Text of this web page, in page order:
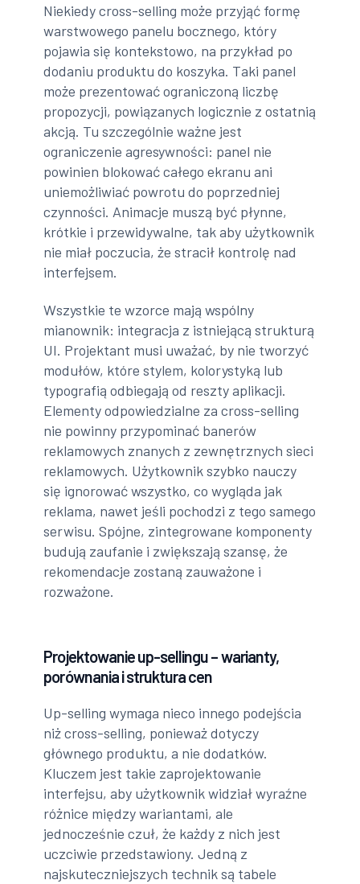
Niekiedy cross-selling może przyjąć formę
warstwowego panelu bocznego, który
pojawia się kontekstowo, na przykład po
dodaniu produktu do koszyka. Taki panel
może prezentować ograniczoną liczbę
propozycji, powiązanych logicznie z ostatnią
akcją. Tu szczególnie ważne jest
ograniczenie agresywności: panel nie
powinien blokować całego ekranu ani
uniemożliwiać powrotu do poprzedniej
czynności. Animacje muszą być płynne,
krótkie i przewidywalne, tak aby użytkownik
nie miał poczucia, że stracił kontrolę nad
interfejsem.
Wszystkie te wzorce mają wspólny
mianownik: integracja z istniejącą strukturą
UI. Projektant musi uważać, by nie tworzyć
modułów, które stylem, kolorystyką lub
typografią odbiegają od reszty aplikacji.
Elementy odpowiedzialne za cross-selling
nie powinny przypominać banerów
reklamowych znanych z zewnętrznych sieci
reklamowych. Użytkownik szybko nauczy
się ignorować wszystko, co wygląda jak
reklama, nawet jeśli pochodzi z tego samego
serwisu. Spójne, zintegrowane komponenty
budują zaufanie i zwiększają szansę, że
rekomendacje zostaną zauważone i
rozważone.
Projektowanie up-sellingu – warianty,
porównania i struktura cen
Up-selling wymaga nieco innego podejścia
niż cross-selling, ponieważ dotyczy
głównego produktu, a nie dodatków.
Kluczem jest takie zaprojektowanie
interfejsu, aby użytkownik widział wyraźne
różnice między wariantami, ale
jednocześnie czuł, że każdy z nich jest
uczciwie przedstawiony. Jedną z
najskuteczniejszych technik są tabele